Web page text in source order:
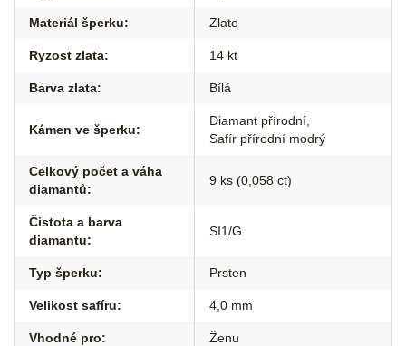
Materiál šperku: Zlato
Ryzost zlata: 14 kt
Barva zlata: Bílá
Kámen ve šperku:
Diamant přírodní
Safír přírodní modrý
Celkový počet a váha
diamantů:
9 ks (0,058 ct)
Čistota a barva
diamantu:
SI1/G
Typ šperku: Prsten
Velikost safíru: 4,0 mm
Vhodné pro: Ženu